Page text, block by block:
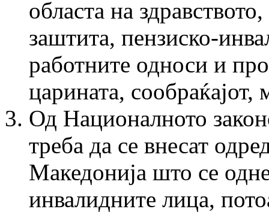
областа на
заштита, пензиско-
работните односи и
царината,
Од Националното
треба да се внесат
Македонија што се
инвалидните лица,